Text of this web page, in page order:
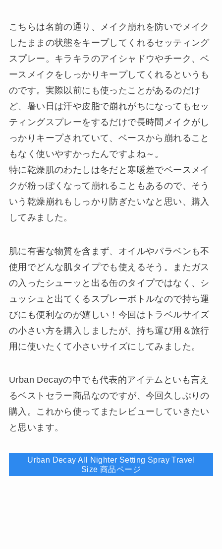
こちらは名前の通り、メイク崩れを防いでメイク
したままの状態をキープしてくれるセッティング
スプレー。キラキラのアイシャドウやチーク、ベ
ースメイクをしっかりキープしてくれるというも
のです。実際以前にも使ったことがあるのだけ
ど、暑い日は汗や皮脂で崩れがちになってもセッ
ティングスプレーをするだけで長時間メイクがし
っかりキープされていて、ベースから崩れること
もなく使いやすかったんですよね～。
特に乾燥肌のわたしは冬だと寒暖差でベースメイ
クが粉っぽくなって崩れることもあるので、そう
いう乾燥崩れもしっかり防ぎたいなと思い、購入
してみました。
肌に有害な物質を含まず、オイルやパラベンも不
使用でどんな肌タイプでも使えるそう。またガス
の入ったシューッと出る缶のタイプではなく、シ
ュッシュと出てくるスプレーボトルなので持ち運
びにも便利なのが嬉しい！今回はトラベルサイズ
の小さい方を購入しましたが、持ち運び用＆旅行
用に使いたくて小さいサイズにしてみました。
Urban Decayの中でも代表的アイテムといも言え
るベストセラー商品なのですが、今回久しぶりの
購入。これから使ってまたレビューしていきたい
と思います。
Urban Decay All Nighter Setting Spray Travel
Size 商品ページ